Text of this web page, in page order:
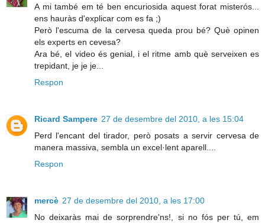
A mi també em té ben encuriosida aquest forat misterós...
ens hauràs d'explicar com es fa ;)
Però l'escuma de la cervesa queda prou bé? Què opinen
els experts en cevesa?
Ara bé, el video és genial, i el ritme amb què serveixen es
trepidant, je je je...
Respon
Ricard Sampere 27 de desembre del 2010, a les 15:04
Perd l'encant del tirador, però posats a servir cervesa de
manera massiva, sembla un excel·lent aparell....
Respon
mercè 27 de desembre del 2010, a les 17:00
No deixaràs mai de sorprendre'ns!, si no fós per tú, em